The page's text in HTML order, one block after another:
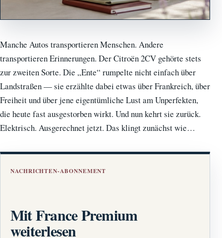
Manche Autos transportieren Menschen. Andere
transportieren Erinnerungen. Der Citroën 2CV gehörte stets
zur zweiten Sorte. Die „Ente“ rumpelte nicht einfach über
Landstraßen — sie erzählte dabei etwas über Frankreich, über
Freiheit und über jene eigentümliche Lust am Unperfekten,
die heute fast ausgestorben wirkt. Und nun kehrt sie zurück.
Elektrisch. Ausgerechnet jetzt. Das klingt zunächst wie…
NACHRICHTEN-ABONNEMENT
Mit France Premium
weiterlesen